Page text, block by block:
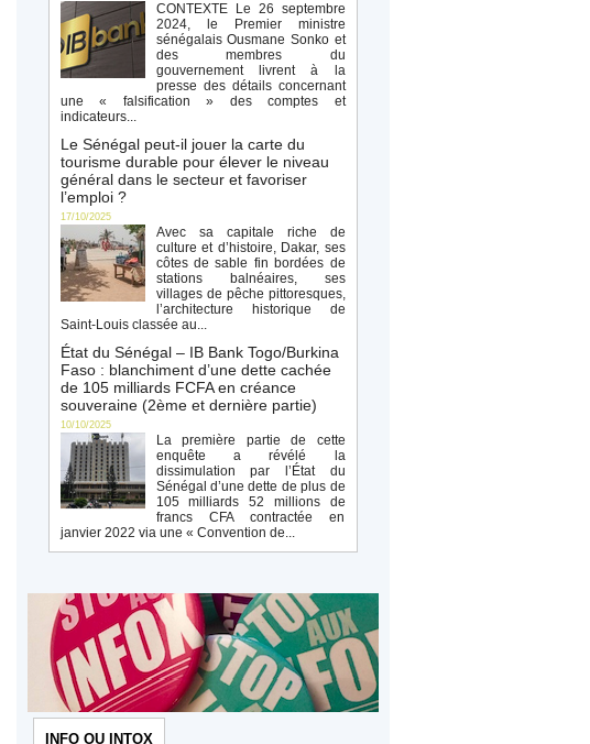
CONTEXTE Le 26 septembre
2024, le Premier ministre
sénégalais Ousmane Sonko et
des membres du
gouvernement livrent à la
presse des détails concernant
une « falsification » des comptes et
indicateurs...
Le Sénégal peut-il jouer la carte du
tourisme durable pour élever le niveau
général dans le secteur et favoriser
l’emploi ?
17/10/2025
Avec sa capitale riche de
culture et d’histoire, Dakar, ses
côtes de sable fin bordées de
stations balnéaires, ses
villages de pêche pittoresques,
l’architecture historique de
Saint-Louis classée au...
État du Sénégal – IB Bank Togo/Burkina
Faso : blanchiment d’une dette cachée
de 105 milliards FCFA en créance
souveraine (2ème et dernière partie)
10/10/2025
La première partie de cette
enquête a révélé la
dissimulation par l’État du
Sénégal d’une dette de plus de
105 milliards 52 millions de
francs CFA contractée en
janvier 2022 via une « Convention de...
INFO OU INTOX